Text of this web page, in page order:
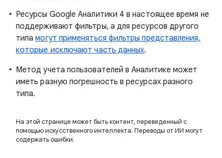
Ресурсы Google Аналитики 4 в настоящее время не
поддерживают фильтры, а для ресурсов другого
типамогут применяться фильтры представления,
которые исключают часть данных.
Метод учета пользователей в Аналитике может
иметь разную погрешность в ресурсах разного
типа.
На этой странице может быть контент, переведенный с
помощью искусственного интеллекта. Переводы от ИИ могут
содержать ошибки.